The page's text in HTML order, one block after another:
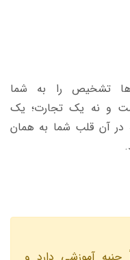
تشخیص را به شما
و نه یک تجارت؛ یک
در آن قلب شما به همان